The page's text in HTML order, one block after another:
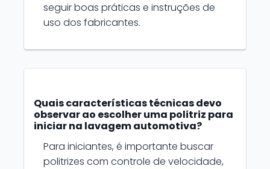
seguir boas práticas e instruções de
uso dos fabricantes.
Quais características técnicas devo
observar ao escolher uma politriz para
iniciar na lavagem automotiva?
Para iniciantes, é importante buscar
politrizes com controle de velocidade,